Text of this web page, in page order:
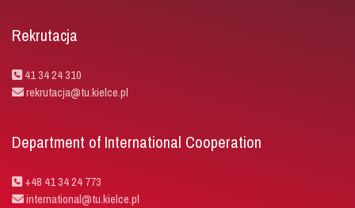
Rekrutacja
41 34 24 310
rekrutacja@tu.kielce.pl
Department of International Cooperation
+48 41 34 24 773
international@tu.kielce.pl